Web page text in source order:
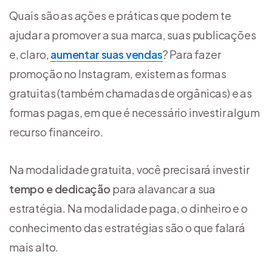
Quais são as ações e práticas que podem te
ajudar a promover a sua marca, suas publicações
e, claro, aumentar suas vendas? Para fazer
promoção no Instagram, existem as formas
gratuitas (também chamadas de orgânicas) e as
formas pagas, em que é necessário investir algum
recurso financeiro.
Na modalidade gratuita, você precisará investir
tempo e dedicação para alavancar a sua
estratégia. Na modalidade paga, o dinheiro e o
conhecimento das estratégias são o que falará
mais alto.